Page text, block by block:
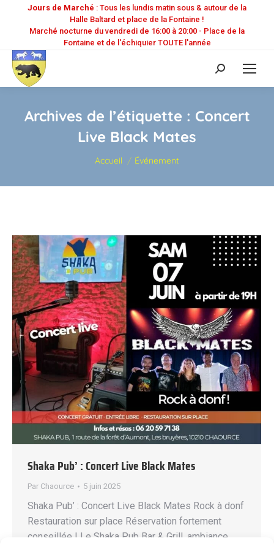
Jours de Marché : Tous les lundis matin sous & autour de la
Halle Baltard et place de la Fontaine !
Marché nocturne du vendredi de 16:00 à 20:00 - Place de la
Fontaine et de l'échiquier TOUTE l'année
Recherche
:
Archives de l’étiquette : Concert
Live Black Mates
Vous êtes ici :
Accueil Événement
Shaka Pub’ : Concert Live Black Mates
Par Chaource 5 juin 2025
Shaka Pub’ : Concert Live Black Mates Rock à donf
Restauration sur place Réservation fortement
conseillée ! Le Shaka Pub Bar & Grill, ambiance